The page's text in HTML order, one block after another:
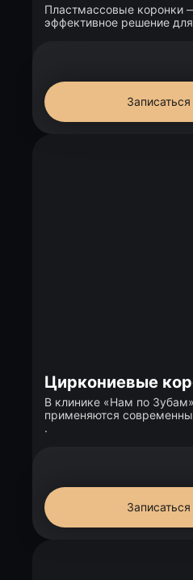
Пластмассовые коронки
эффективное решение
Записаться
Циркониевые
В клинике «Нам по
применяются
.
Записаться